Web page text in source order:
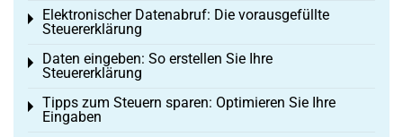
Elektronischer Datenabruf: Die vorausgefüllte
Steuererklärung
Toggle menu
Daten eingeben: So erstellen Sie Ihre
Steuererklärung
Toggle menu
Tipps zum Steuern sparen: Optimieren Sie Ihre
Eingaben
Toggle menu